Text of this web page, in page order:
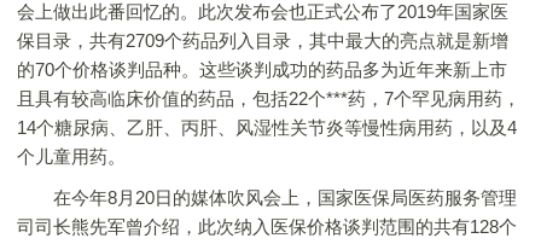
会上做出此番回忆的。此次发布会也正式公布了2019年国家医
保目录，共有2709个药品列入目录，其中最大的亮点就是新增
的70个价格谈判品种。这些谈判成功的药品多为近年来新上市
且具有较高临床价值的药品，包括22个***药，7个罕见病用药，
14个糖尿病、乙肝、丙肝、风湿性关节炎等慢性病用药，以及4
个儿童用药。
在今年8月20日的媒体吹风会上，国家医保局医药服务管理
司司长熊先军曾介绍，此次纳入医保价格谈判范围的共有128个